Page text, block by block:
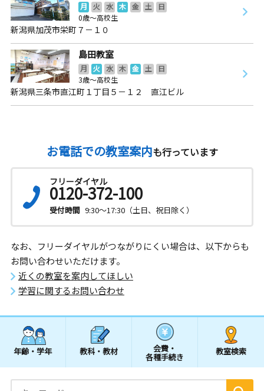
月 火 水 木 金 土
日
0歳～高校生
新潟県加茂市栄町７－１０
島田教室
月 火 水 木 金 土
日
3歳～高校生
新潟県三条市直江町１丁目５－１２ 直江ビル
お電話での教室案内も行っています
フリーダイヤル
0120-372-100
受付時間 9:30～17:30（土日、祝日除く）
なお、フリーダイヤルがつながりにくい場合は、以下からも
お問い合わせいただけます。
近くの教室を案内してほしい
学習に関するお問い合わせ
年齢・学年 教科・教材 会費・
各種手続き
教室検索